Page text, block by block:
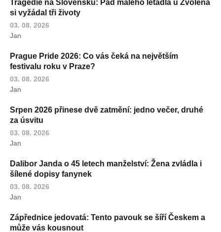
Tragédie na Slovensku: Pád malého letadla u Zvolena
si vyžádal tři životy
03. 08. 2026
Jan
Prague Pride 2026: Co vás čeká na největším
festivalu roku v Praze?
03. 08. 2026
Jan
Srpen 2026 přinese dvě zatmění: jedno večer, druhé
za úsvitu
03. 08. 2026
Jan
Dalibor Janda o 45 letech manželství: Žena zvládla i
šílené dopisy fanynek
03. 08. 2026
Jan
Zápřednice jedovatá: Tento pavouk se šíří Českem a
může vás kousnout